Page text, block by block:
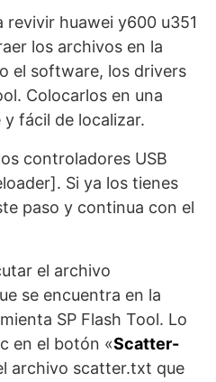
revivir huawei y600 u351
los archivos en la
el software, los drivers
Colocarlos en una
fácil de localizar.
controladores USB
Si ya los tienes
paso y continua con el
el archivo
se encuentra en la
SP Flash Tool. Lo
en el botón «Scatter-
archivo scatter.txt que